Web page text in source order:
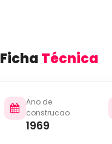
FichaTécnica
Ano de
construcao
1969